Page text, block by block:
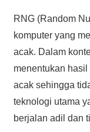
RNG (Random
komputer yang
acak. Dalam
menentukan
acak sehingga
teknologi utama
berjalan adil dan